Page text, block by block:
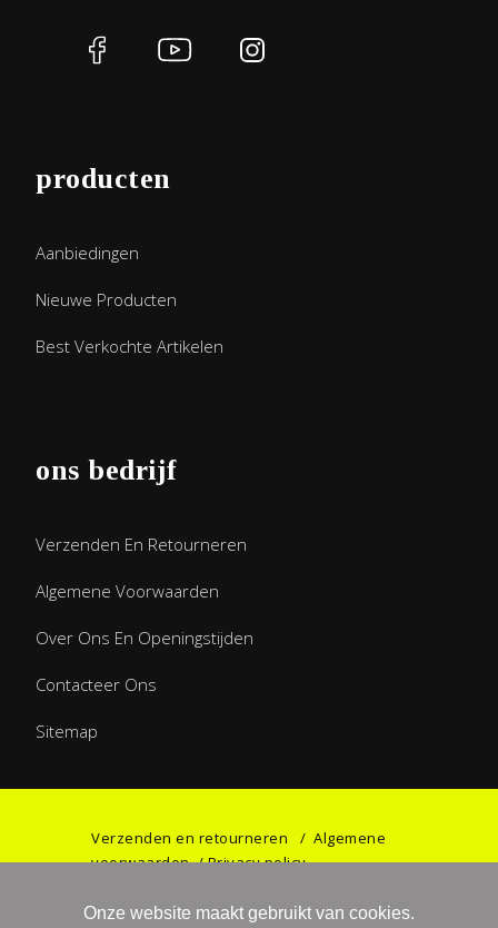
producten
Aanbiedingen
Nieuwe Producten
Best Verkochte Artikelen
ons bedrijf
Verzenden En Retourneren
Algemene Voorwaarden
Over Ons En Openingstijden
Contacteer Ons
Sitemap
Verzenden en retourneren /Algemene
voorwaarden/Privacy policy
Onze website maakt gebruikt van cookies.